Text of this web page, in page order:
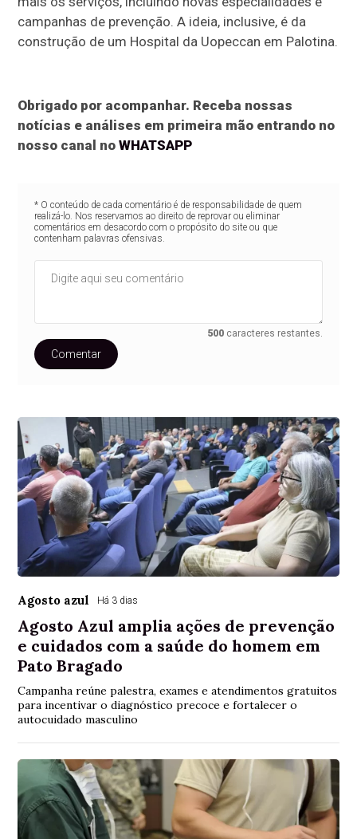
campanhas de prevenção. A ideia, inclusive, é da
construção de um Hospital da Uopeccan em Palotina.
Obrigado por acompanhar. Receba nossas
notícias e análises em primeira mão entrando no
nosso canal noWHATSAPP
* O conteúdo de cada comentário é de responsabilidade de quem
realizá-lo. Nos reservamos ao direito de reprovar ou eliminar
comentários em desacordo com o propósito do site ou que
contenham palavras ofensivas.
500 caracteres restantes.
Comentar
Agosto azul Há 3 dias
Agosto Azul amplia ações de prevenção
e cuidados com a saúde do homem em
Pato Bragado
Campanha reúne palestra, exames e atendimentos gratuitos
para incentivar o diagnóstico precoce e fortalecer o
autocuidado masculino